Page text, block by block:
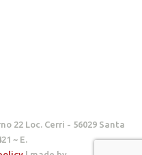
22 Loc. Cerri - 56029 Santa
~ E.